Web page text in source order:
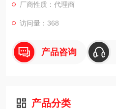
厂商性质：代理商
访问量：368
产品咨询
产品分类